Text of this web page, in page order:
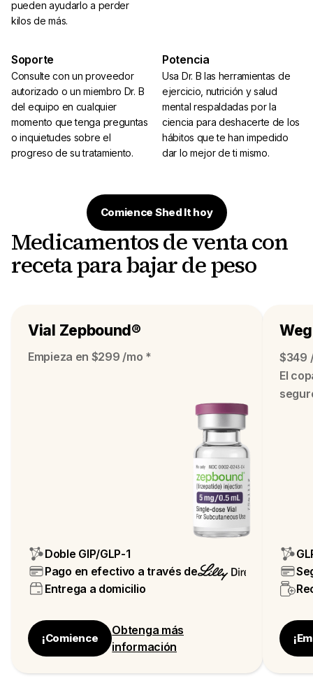
pueden ayudarlo a perder
kilos de más.
Soporte
Consulte con un proveedor
autorizado o un miembro Dr. B
del equipo en cualquier
momento que tenga preguntas
o inquietudes sobre el
progreso de su tratamiento.
Potencia
Usa Dr. B las herramientas de
ejercicio, nutrición y salud
mental respaldadas por la
ciencia para deshacerte de los
hábitos que te han impedido
dar lo mejor de ti mismo.
Comience Shed It hoy
Medicamentos de venta con
receta para bajar de peso
Vial Zepbound®
Empieza en $299 /mo *
Doble GIP/GLP-1
Pago en efectivo a través de
Entrega a domicilio
¡Comience
Obtenga más
información
$349
El